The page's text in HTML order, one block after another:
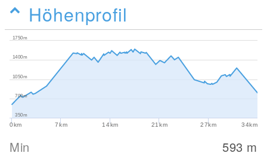
Höhenprofil
0km 7km 14km 21km 27km 34km
350m
700m
1050m
1400m
1750m
Min 593 m